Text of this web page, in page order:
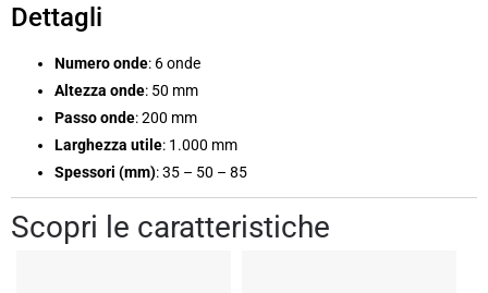
Dettagli
Numero onde: 6 onde
Altezza onde: 50 mm
Passo onde: 200 mm
Larghezza utile: 1.000 mm
Spessori (mm): 35 – 50 – 85
Scopri le caratteristiche